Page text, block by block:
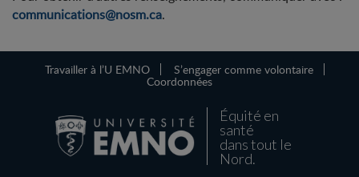
communications@nosm.ca.
Travailler à l’U EMNO S’engager comme volontaire
Coordonnées
Équité en
santé
dans tout le
Nord.